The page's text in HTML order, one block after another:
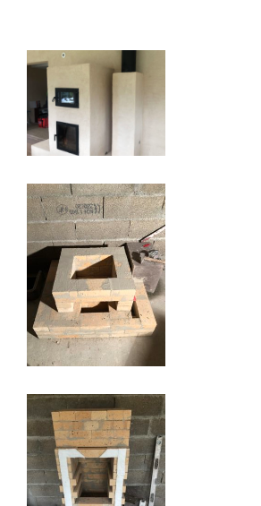
Modèle M avec enduit
PDM L
Modèle L sans enduit
Saint-Jean-de-Chevelu
oxalis L
Piégros-la-Clastre
PDM L
Fleurus
PDM Oxalibre XL avec